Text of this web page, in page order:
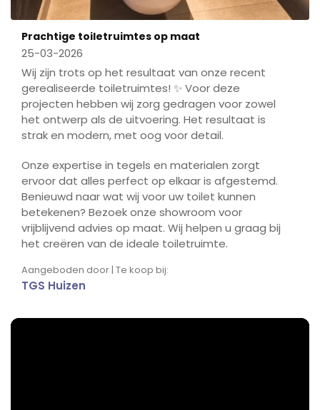
Prachtige toiletruimtes op maat
25-03-2026
Wij zijn trots op het resultaat van onze recent
gerealiseerde toiletruimtes! ✨ Voor deze
projecten hebben wij zorg gedragen voor zowel
het ontwerp als de uitvoering. Het resultaat is
strak en modern, met oog voor detail.
Onze expertise in tegels en materialen zorgt
ervoor dat alles perfect op elkaar is afgestemd.
Benieuwd naar wat wij voor uw toilet kunnen
betekenen? Bezoek onze showroom voor
vrijblijvend advies op maat. Wij helpen u graag bij
het creëren van de ideale toiletruimte.
Aangeboden door | Te koop bij:
TGS Huizen